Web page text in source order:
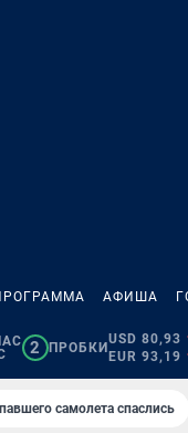
АФИША
2 ПРОБКИ
USD 80,93
EUR 93,19
самолета спаслись